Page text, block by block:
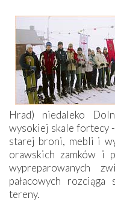
Hrad) niedaleko
wysokiej skale fortecy
starej broni, mebli i
orawskich zamków i
wypreparowanych
pałacowych
tereny.